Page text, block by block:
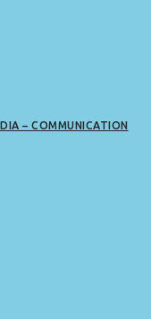
– COMMUNICATION